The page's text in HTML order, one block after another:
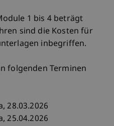
1 bis 4 beträgt
sind die Kosten für
inbegriffen.
folgenden Terminen
28.03.2026
25.04.2026